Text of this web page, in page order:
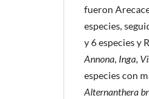
fueron
especies,
y 6 especies y
Annona, Inga,
especies con
Alternanthera